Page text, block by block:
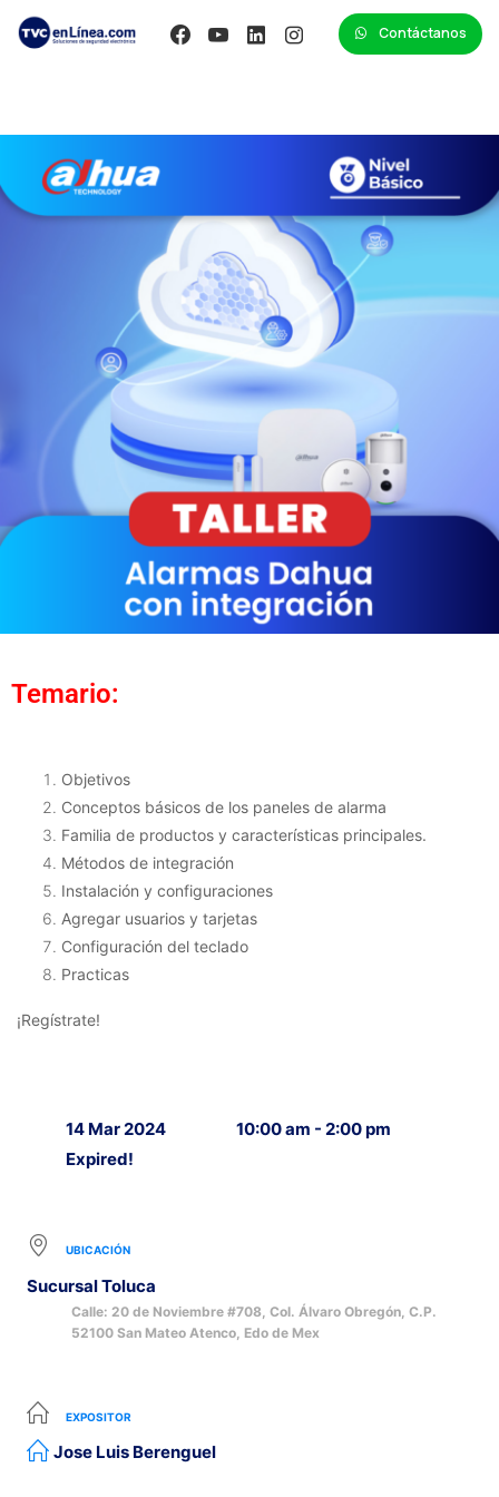
Contáctanos
Temario:
Objetivos
Conceptos básicos de los paneles de alarma
Familia de productos y características principales.
Métodos de integración
Instalación y configuraciones
Agregar usuarios y tarjetas
Configuración del teclado
Practicas
¡Regístrate!
14 Mar 2024
Expired!
10:00 am - 2:00 pm
UBICACIÓN
Sucursal Toluca
Calle: 20 de Noviembre #708, Col. Álvaro Obregón, C.P.
52100 San Mateo Atenco, Edo de Mex
EXPOSITOR
Jose Luis Berenguel